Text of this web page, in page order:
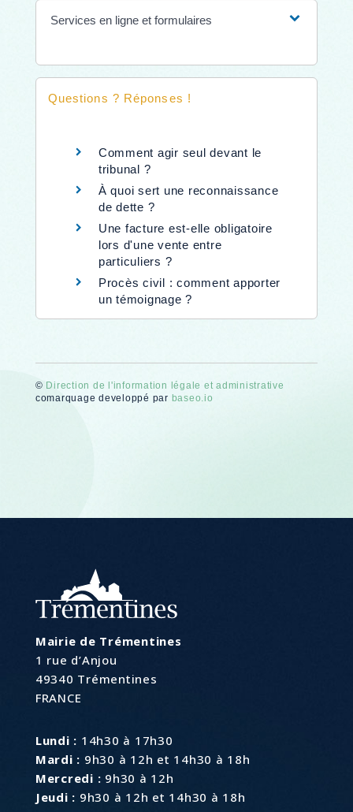
Services en ligne et formulaires
Questions ? Réponses !
Comment agir seul devant le
tribunal ?
À quoi sert une reconnaissance
de dette ?
Une facture est-elle obligatoire
lors d'une vente entre
particuliers ?
Procès civil : comment apporter
un témoignage ?
© Direction de l'information légale et administrative
comarquage developpé par baseo.io
Mairie de Trémentines
1 rue d’Anjou
49340 Trémentines
FRANCE
Lundi : 14h30 à 17h30
Mardi : 9h30 à 12h et 14h30 à 18h
Mercredi : 9h30 à 12h
Jeudi : 9h30 à 12h et 14h30 à 18h